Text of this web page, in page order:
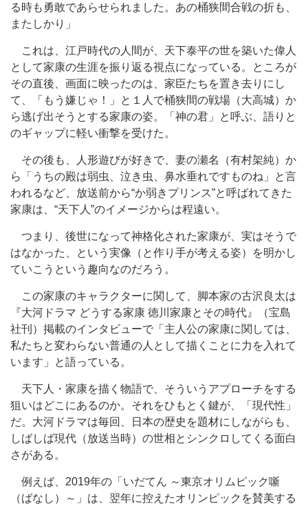
る時も勇敢であらせられました。あの桶狭間合戦の折も、
またしかり」
これは、江戸時代の人間が、天下泰平の世を築いた偉人
として家康の生涯を振り返る視点になっている。ところが
その直後、画面に映ったのは、家臣たちを置き去りにし
て、「もう嫌じゃ！」と１人で桶狭間の戦場（大高城）か
ら逃げ出そうとする家康の姿。「神の君」と呼ぶ、語りと
のギャップに軽い衝撃を受けた。
その後も、人形遊びが好きで、妻の瀬名（有村架純）か
ら「うちの殿は弱虫、泣き虫、鼻水垂れですものね」と言
われるなど、放送前から“か弱きプリンス”と呼ばれてきた
家康は、“天下人”のイメージからは程遠い。
つまり、後世になって神格化された家康が、実はそうで
はなかった、という実像（と作り手が考える姿）を明かし
ていこうという趣向なのだろう。
この家康のキャラクターに関して、脚本家の古沢良太は
『大河ドラマ どうする家康 徳川家康とその時代』（宝島
社刊）掲載のインタビューで「主人公の家康に関しては、
私たちと変わらない普通の人として描くことに力を入れて
います」と語っている。
天下人・家康を描く物語で、そういうアプローチをする
狙いはどこにあるのか。それをひもとく鍵が、「現代性」
だ。大河ドラマは毎回、日本の歴史を題材にしながらも、
しばしば現代（放送当時）の世相とシンクロしてくる面白
さがある。
例えば、2019年の「いだてん ～東京オリムピック噺
（ばなし）～」は、翌年に控えたオリンピックを賛美する